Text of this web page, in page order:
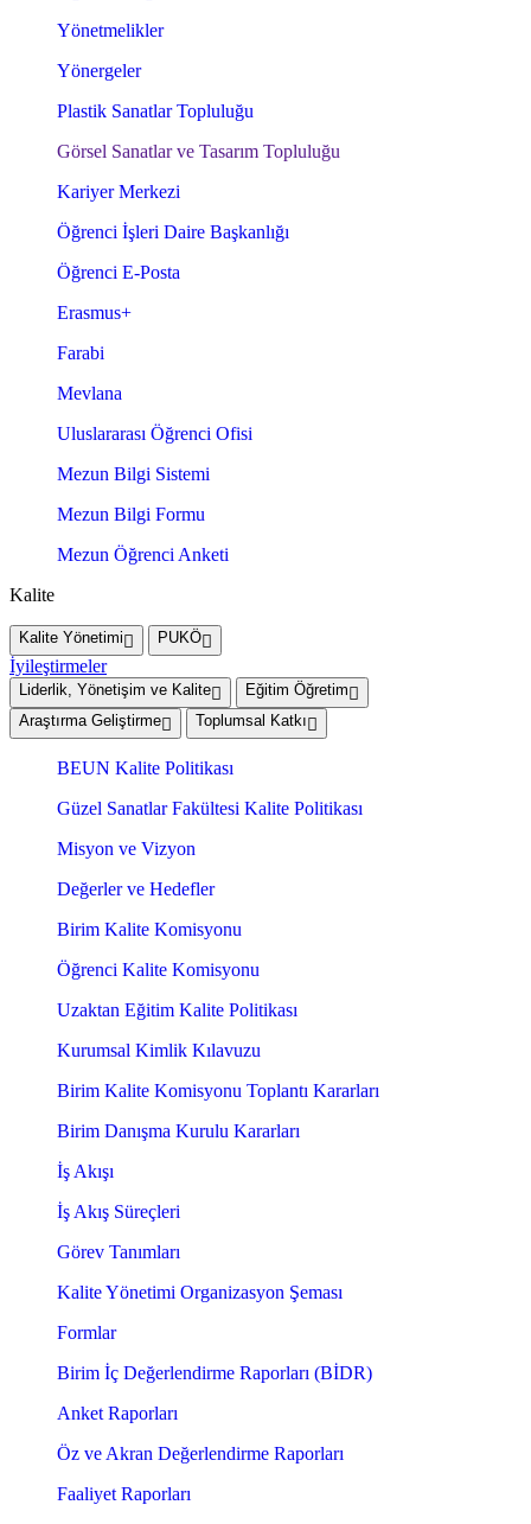
Yönetmelikler
Yönergeler
Plastik Sanatlar Topluluğu
Görsel Sanatlar ve Tasarım Topluluğu
Kariyer Merkezi
Öğrenci İşleri Daire Başkanlığı
Öğrenci E-Posta
Erasmus+
Farabi
Mevlana
Uluslararası Öğrenci Ofisi
Mezun Bilgi Sistemi
Mezun Bilgi Formu
Mezun Öğrenci Anketi
Kalite
Kalite Yönetimi PUKÖ
İyileştirmeler
Liderlik, Yönetişim ve Kalite
Eğitim Öğretim
Araştırma Geliştirme
Toplumsal Katkı
BEUN Kalite Politikası
Güzel Sanatlar Fakültesi Kalite Politikası
Misyon ve Vizyon
Değerler ve Hedefler
Birim Kalite Komisyonu
Öğrenci Kalite Komisyonu
Uzaktan Eğitim Kalite Politikası
Kurumsal Kimlik Kılavuzu
Birim Kalite Komisyonu Toplantı Kararları
Birim Danışma Kurulu Kararları
İş Akışı
İş Akış Süreçleri
Görev Tanımları
Kalite Yönetimi Organizasyon Şeması
Formlar
Birim İç Değerlendirme Raporları (BİDR)
Anket Raporları
Öz ve Akran Değerlendirme Raporları
Faaliyet Raporları